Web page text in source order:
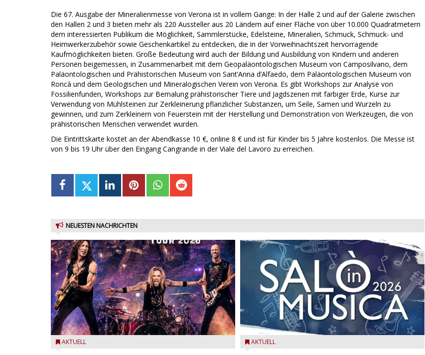
Die 67. Ausgabe der Mineralienmesse von Verona ist in vollem Gange: In der Halle 2 und auf der Galerie zwischen
den Hallen 2 und 3 bieten mehr als 220 Aussteller aus 20 Ländern auf einer Fläche von über 10.000 Quadratmetern
dem interessierten Publikum die Möglichkeit, Sammlerstücke, Edelsteine, Mineralien, Schmuck, Schmuck- und
Heimwerkerzubehör sowie Geschenkartikel zu entdecken, die in der Vorweihnachtszeit hervorragende
Kaufmöglichkeiten bieten. Große Bedeutung wird auch der Bildung und Ausbildung von Kindern und anderen
Personen beigemessen, in Zusammenarbeit mit dem Geopaläontologischen Museum von Camposilvano, dem
Paläontologischen und Prähistorischen Museum von Sant’Anna d’Alfaedo, dem Paläontologischen Museum von
Roncà und dem Geologischen und Mineralogischen Verein von Verona. Es gibt Workshops zur Analyse von
Fossilienfunden, Workshops zur Bemalung prähistorischer Tiere und Jagdszenen mit farbiger Erde, Kurse zur
Verwendung von Mühlsteinen zur Zerkleinerung pflanzlicher Substanzen, um Seile, Samen und Wurzeln zu
gewinnen, und zum Zerkleinern von Feuerstein mit der Herstellung und Demonstration von Werkzeugen, die von
prähistorischen Menschen verwendet wurden.
Die Eintrittskarte kostet an der Abendkasse 10 €, online 8 € und ist für Kinder bis 5 Jahre kostenlos. Die Messe ist
von 9 bis 19 Uhr über den Eingang Cangrande in der Viale del Lavoro zu erreichen.
NEUESTEN NACHRICHTEN
Stef Burns, Will Hunt und Andrea Torresani im Summer
AKTUELL Salò in Musica 2026
AKTUELL